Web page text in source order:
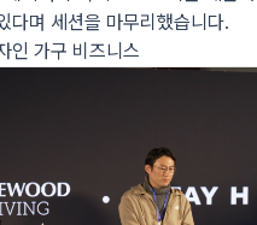
다며 세션을 마무리했습니다.
인 가구 비즈니스